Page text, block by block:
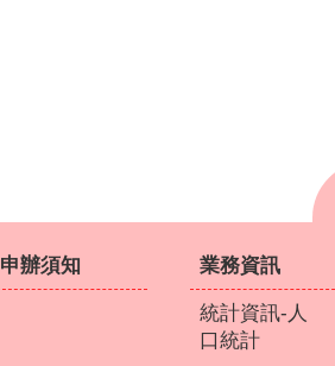
申辦須知 業務資訊
統計資訊-人
口統計